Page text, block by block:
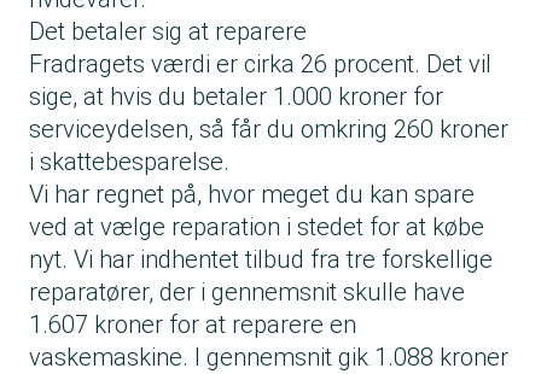
Det betaler sig at reparere
Fradragets værdi er cirka 26 procent. Det vil
sige, at hvis du betaler 1.000 kroner for
serviceydelsen, så får du omkring 260 kroner
i skattebesparelse.
Vi har regnet på, hvor meget du kan spare
ved at vælge reparation i stedet for at købe
nyt. Vi har indhentet tilbud fra tre forskellige
reparatører, der i gennemsnit skulle have
1.607 kroner for at reparere en
vaskemaskine. I gennemsnit gik 1.088 kroner